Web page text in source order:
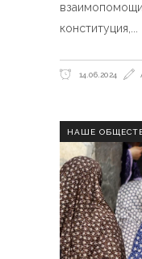
конституция,
14.06.2024
НАШЕ